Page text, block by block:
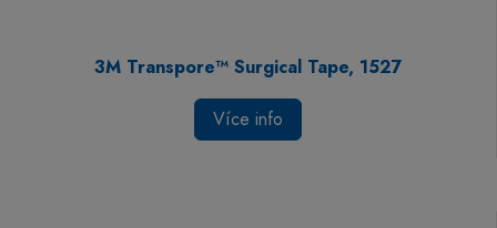
3M Transpore™ Surgical Tape, 1527
Více info